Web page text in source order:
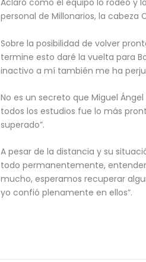
Aclaró como el equipo lo rodeó y
personal de Millonarios, la
Sobre la posibilidad de volver
termine esto daré la vuelta para
inactivo a mí también me ha
No es un secreto que Miguel
todos los estudios fue lo más
superado”.
A pesar de la distancia y su
todo permanentemente,
mucho, esperamos recuperar
yo confió plenamente en ellos”.